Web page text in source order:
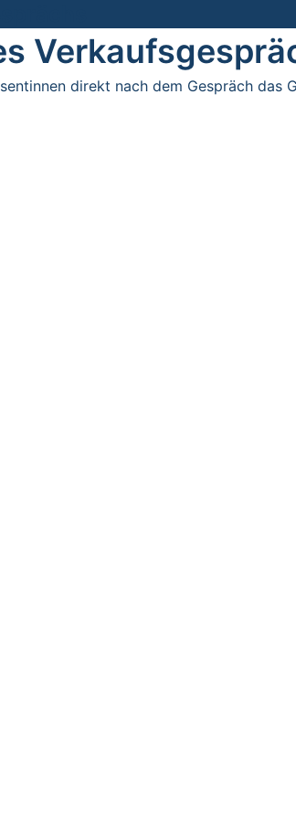
direkt nach dem Gespräch